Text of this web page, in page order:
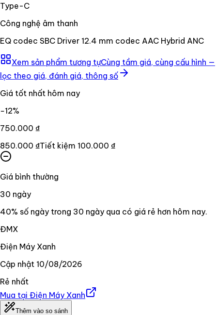
Type-C
Công nghệ âm thanh
EQ codec SBC Driver 12.4 mm codec AAC Hybrid ANC
Xem sản phẩm tương tựCùng tầm giá, cùng cấu hình —
lọc theo giá, đánh giá, thông số
Giá tốt nhất hôm nay
−12%
750.000 ₫
850.000 ₫Tiết kiệm 100.000 ₫
Giá bình thường
30 ngày
40% số ngày trong 30 ngày qua có giá rẻ hơn hôm nay.
ĐMX
Điện Máy Xanh
Cập nhật 10/08/2026
Rẻ nhất
Mua tại Điện Máy Xanh
Thêm vào so sánh